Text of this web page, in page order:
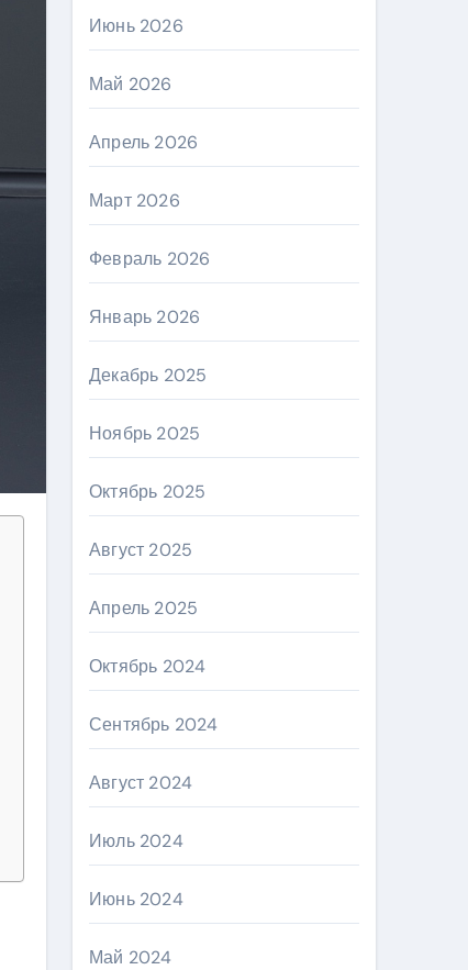
Июнь 2026
Май 2026
Апрель 2026
Март 2026
Февраль 2026
Январь 2026
Декабрь 2025
Ноябрь 2025
Октябрь 2025
Август 2025
Апрель 2025
Октябрь 2024
Сентябрь 2024
Август 2024
Июль 2024
Июнь 2024
Май 2024